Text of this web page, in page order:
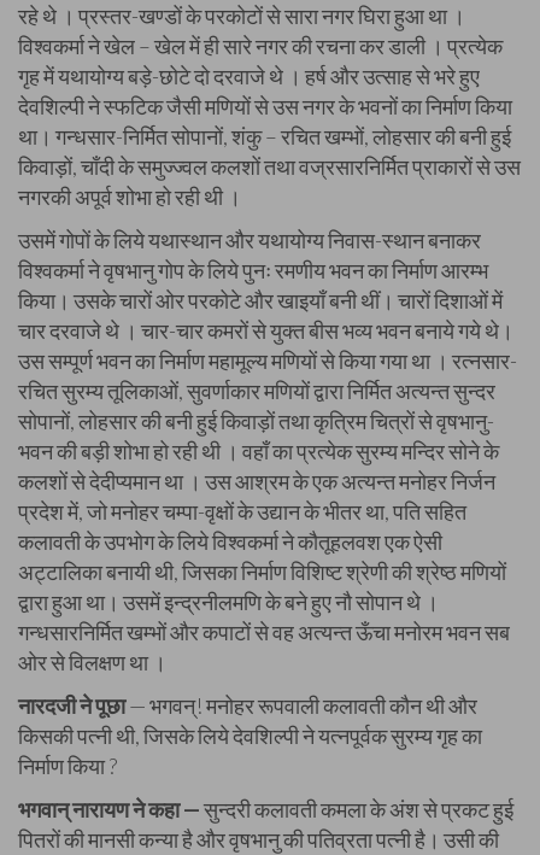
रहे थे । प्रस्तर-खण्डों के परकोटों से सारा नगर घिरा हुआ था ।
विश्वकर्मा ने खेल – खेल में ही सारे नगर की रचना कर डाली । प्रत्येक
गृह में यथायोग्य बड़े-छोटे दो दरवाजे थे । हर्ष और उत्साह से भरे हुए
देवशिल्पी ने स्फटिक जैसी मणियों से उस नगर के भवनों का निर्माण किया
था। गन्धसार-निर्मित सोपानों, शंकु – रचित खम्भों, लोहसार की बनी हुई
किवाड़ों, चाँदी के समुज्ज्वल कलशों तथा वज्रसारनिर्मित प्राकारों से उस
नगरकी अपूर्व शोभा हो रही थी ।
उसमें गोपों के लिये यथास्थान और यथायोग्य निवास-स्थान बनाकर
विश्वकर्मा ने वृषभानु गोप के लिये पुनः रमणीय भवन का निर्माण आरम्भ
किया। उसके चारों ओर परकोटे और खाइयाँ बनी थीं। चारों दिशाओं में
चार दरवाजे थे । चार-चार कमरों से युक्त बीस भव्य भवन बनाये गये थे।
उस सम्पूर्ण भवन का निर्माण महामूल्य मणियों से किया गया था । रत्नसार-
रचित सुरम्य तूलिकाओं, सुवर्णाकार मणियों द्वारा निर्मित अत्यन्त सुन्दर
सोपानों, लोहसार की बनी हुई किवाड़ों तथा कृत्रिम चित्रों से वृषभानु-
भवन की बड़ी शोभा हो रही थी । वहाँ का प्रत्येक सुरम्य मन्दिर सोने के
कलशों से देदीप्यमान था । उस आश्रम के एक अत्यन्त मनोहर निर्जन
प्रदेश में, जो मनोहर चम्पा-वृक्षों के उद्यान के भीतर था, पति सहित
कलावती के उपभोग के लिये विश्वकर्मा ने कौतूहलवश एक ऐसी
अट्टालिका बनायी थी, जिसका निर्माण विशिष्ट श्रेणी की श्रेष्ठ मणियों
द्वारा हुआ था। उसमें इन्द्रनीलमणि के बने हुए नौ सोपान थे ।
गन्धसारनिर्मित खम्भों और कपाटों से वह अत्यन्त ऊँचा मनोरम भवन सब
ओर से विलक्षण था ।
नारदजी ने पूछा—भगवन्! मनोहर रूपवाली कलावती कौन थी और
किसकी पत्नी थी, जिसके लिये देवशिल्पी ने यत्नपूर्वक सुरम्य गृह का
निर्माण किया ?
भगवान् नारायण ने कहा —सुन्दरी कलावती कमला के अंश से प्रकट हुई
पितरों की मानसी कन्या है और वृषभानु की पतिव्रता पत्नी है। उसी की